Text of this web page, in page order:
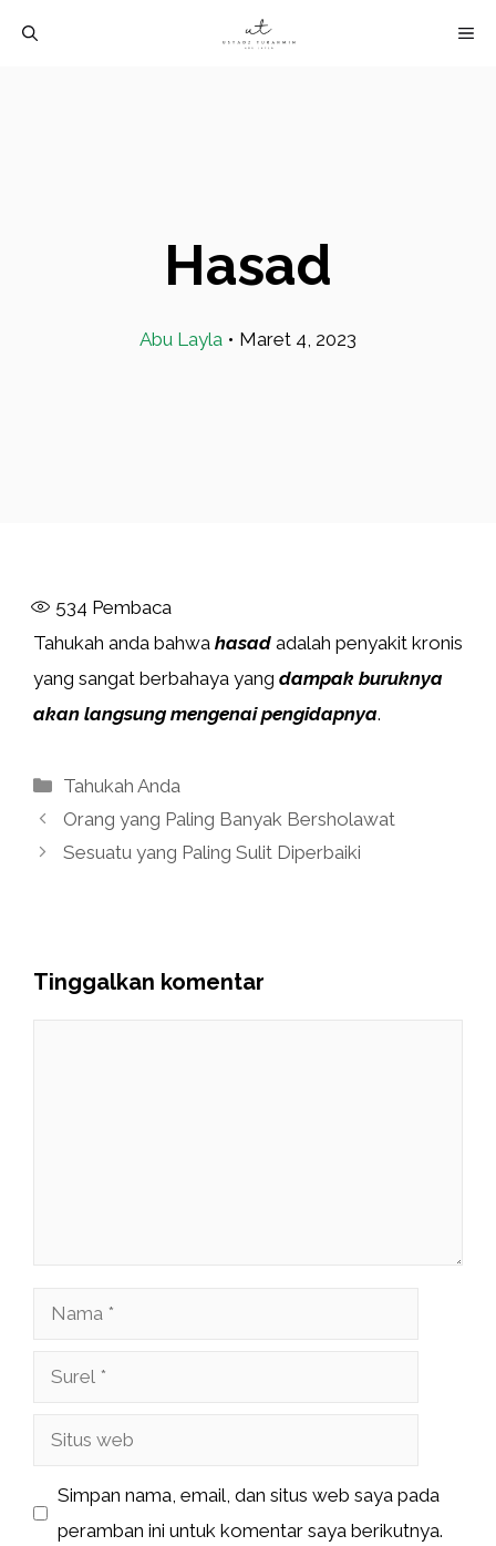
Hasad
Abu Layla • Maret 4, 2023
534 Pembaca
Tahukah anda bahwa hasad adalah penyakit kronis
yang sangat berbahaya yang dampak buruknya
akan langsung mengenai pengidapnya.
Kategori
Tahukah Anda
Orang yang Paling Banyak Bersholawat
Sesuatu yang Paling Sulit Diperbaiki
Tinggalkan komentar
Nama
Surel
Situs
Simpan nama, email, dan situs web saya pada
peramban ini untuk komentar saya berikutnya.